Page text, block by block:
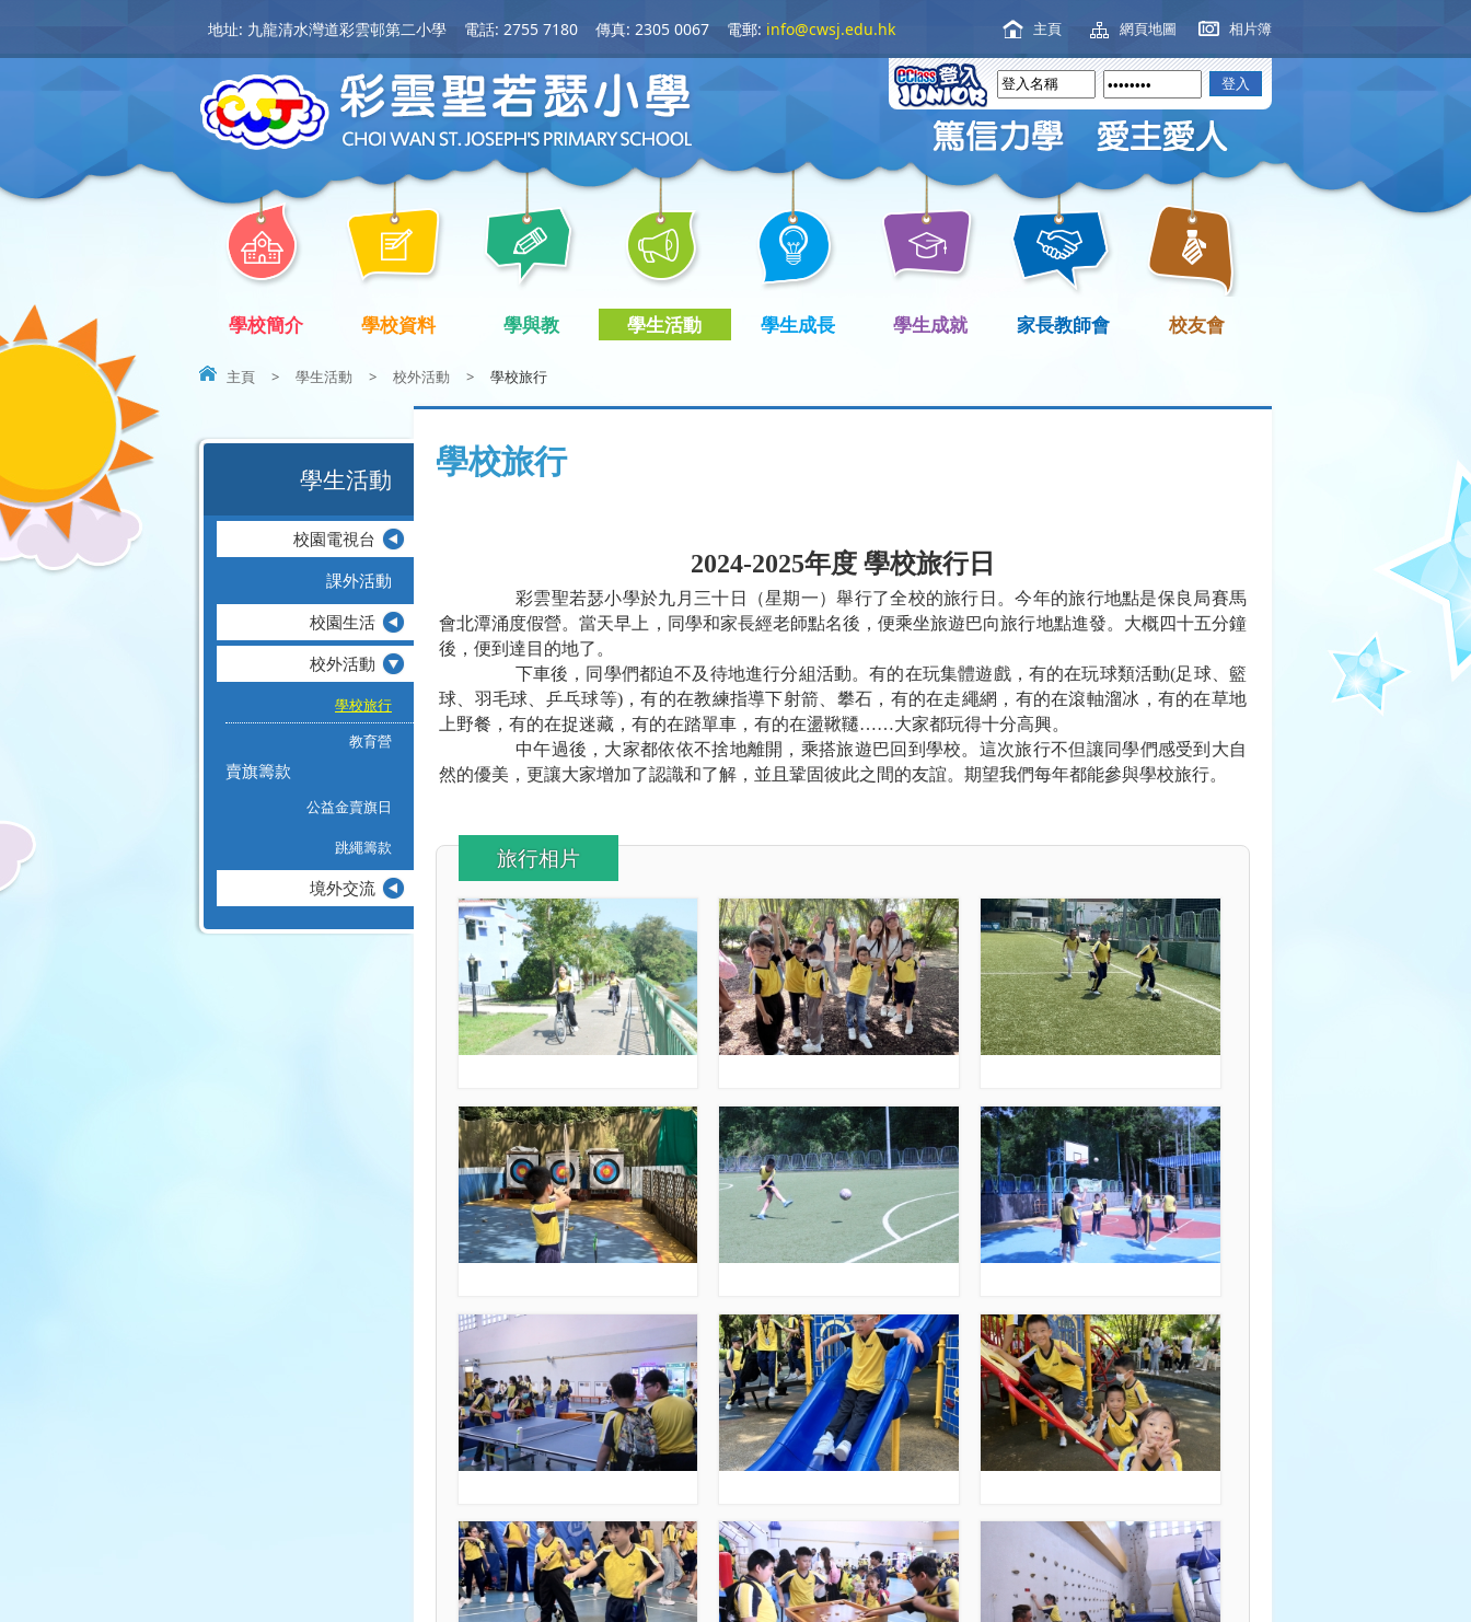
地址: 九龍清水灣道彩雲邨第二小學 電話: 2755 7180 傳真: 2305 0067 電郵: info@cwsj.edu.hk 主頁 網頁地圖 相片簿
學校簡介 學校資料 學與教 學生活動 學生成長 學生成就 家長教師會 校友會
主頁 > 學生活動 > 校外活動 > 學校旅行
學校旅行
2024-2025年度 學校旅行 日
彩雲聖若瑟小學於九月三十日（星期一）舉行了全校的旅行日。今年的旅行地點是保良局賽馬
會北潭涌度假營。當天早上，同學和家長經老師點名後，便乘坐旅遊巴向旅行地點進發。大概四十五分鐘
後，便到達目的地了。
下車後，同學們都迫不及待地進行分組活動。有的在玩集體遊戲，有的在玩球類活動(足球、籃
球、羽毛球、乒乓球等)，有的在教練指導下射箭、攀石，有的在走繩網，有的在滾軸溜冰，有的在草地
上野餐，有的在捉迷藏，有的在踏單車，有的在盪鞦韆……大家都玩得十分高興。
中午過後，大家都依依不捨地離開，乘搭旅遊巴回到學校。 這次旅行不但讓同學們感受到大自
然的優美，更讓大家增加了認識和了解，並且鞏固彼此之間的友誼。期望我們每年都能參與學校旅行。
旅行相片
學生活動
校園電視台
課外活動
校園生活
校外活動
學校旅行
教育營
賣旗籌款
公益金賣旗日
跳繩籌款
境外交流